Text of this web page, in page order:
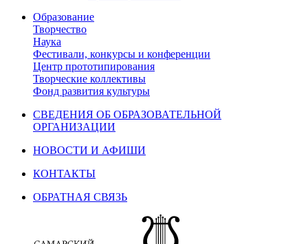
Образование
Творчество
Наука
Фестивали, конкурсы и конференции
Центр прототипирования
Творческие коллективы
Фонд развития культуры
СВЕДЕНИЯ ОБ ОБРАЗОВАТЕЛЬНОЙ
ОРГАНИЗАЦИИ
НОВОСТИ И АФИШИ
КОНТАКТЫ
ОБРАТНАЯ СВЯЗЬ